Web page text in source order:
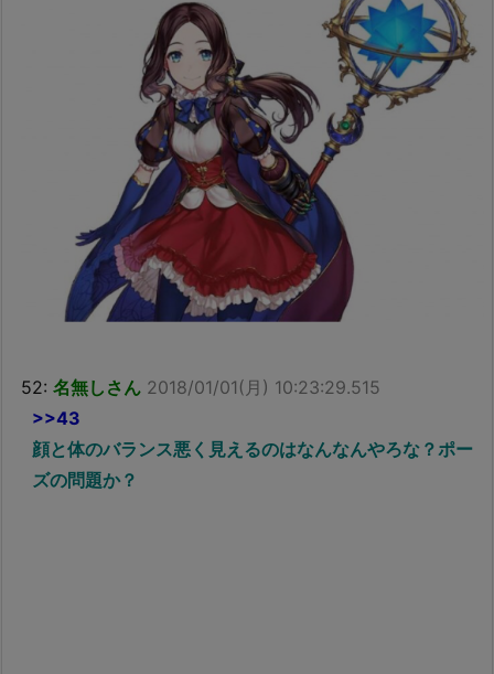
52: 名無しさん 2018/01/01(月) 10:23:29.515
>>43
顔と体のバランス悪く見えるのはなんなんやろな？ポー
ズの問題か？